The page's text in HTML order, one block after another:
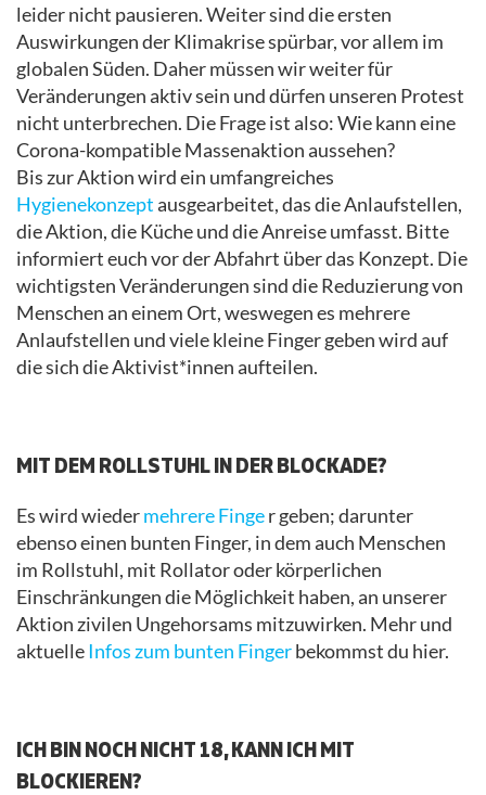
leider nicht pausieren. Weiter sind die ersten
Auswirkungen der Klimakrise spürbar, vor allem im
globalen Süden. Daher müssen wir weiter für
Veränderungen aktiv sein und dürfen unseren Protest
nicht unterbrechen. Die Frage ist also: Wie kann eine
Corona-kompatible Massenaktion aussehen?
Bis zur Aktion wird ein umfangreiches
Hygienekonzeptausgearbeitet, das die Anlaufstellen,
die Aktion, die Küche und die Anreise umfasst. Bitte
informiert euch vor der Abfahrt über das Konzept. Die
wichtigsten Veränderungen sind die Reduzierung von
Menschen an einem Ort, weswegen es mehrere
Anlaufstellen und viele kleine Finger geben wird auf
die sich die Aktivist*innen aufteilen.
MIT DEM ROLLSTUHL IN DER BLOCKADE?
Es wird wiedermehrere Finger geben; darunter
ebenso einen bunten Finger, in dem auch Menschen
im Rollstuhl, mit Rollator oder körperlichen
Einschränkungen die Möglichkeit haben, an unserer
Aktion zivilen Ungehorsams mitzuwirken. Mehr und
aktuelleInfos zum bunten Fingerbekommst du hier.
ICH BIN NOCH NICHT 18, KANN ICH MIT
BLOCKIEREN?